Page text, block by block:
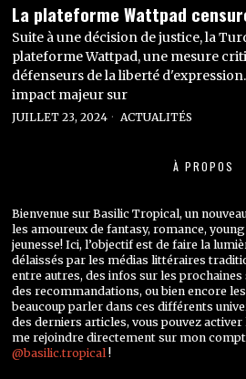
La plateforme Wattpad
Suite à une décision de justice, la
plateforme Wattpad, une mesure
défenseurs de la liberté
impact majeur sur
JUILLET 23, 2024 ACTUALITÉS
À PROPOS
Bienvenue sur Basilic Tropical, un
les amoureux de fantasy, romance,
jeunesse! Ici, l’objectif est de faire la
délaissés par les médias littéraires
entre autres, des infos sur les prochaines
des recommandations, ou bien encore
beaucoup parler dans ces différents
des derniers articles, vous pouvez
me rejoindre directement sur mon
@basilic.tropical !